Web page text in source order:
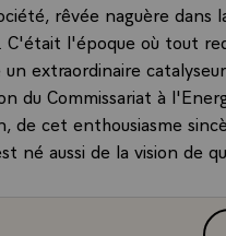
rêvée naguère
C'était l'époque où tout
extraordinaire
du Commissariat à
de cet enthousiasme
né aussi de la vision de
Commissaire à